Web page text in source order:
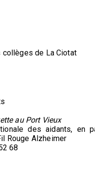
de La Ciotat
au Port Vieux
des aidants, en
Rouge Alzheimer
68